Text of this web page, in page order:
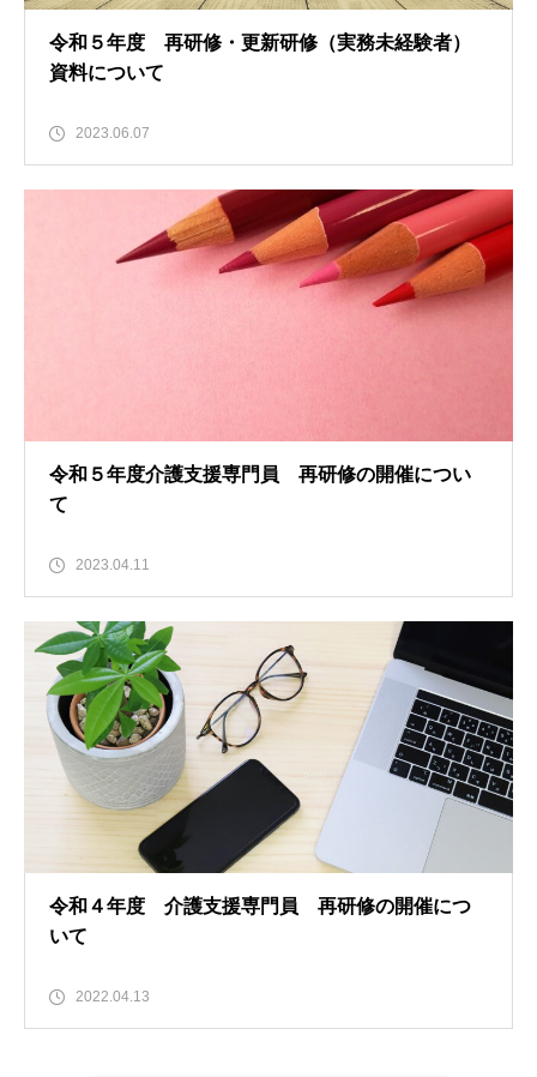
令和５年度 再研修・更新研修（実務未経験者）
資料について
2023.06.07
令和５年度介護支援専門員 再研修の開催につい
て
2023.04.11
令和４年度 介護支援専門員 再研修の開催につ
いて
2022.04.13